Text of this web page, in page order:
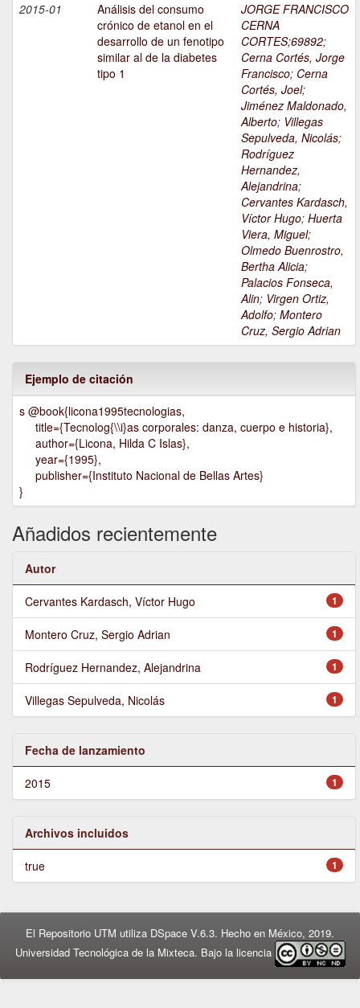
2015-01
Análisis del consumo
crónico de etanol en el
desarrollo de un fenotipo
similar al de la diabetes
tipo 1
JORGE FRANCISCO
CERNA
CORTES;69892;
Cerna Cortés, Jorge
Francisco; Cerna
Cortés, Joel;
Jiménez Maldonado,
Alberto; Villegas
Sepulveda, Nicolás;
Rodríguez
Hernandez,
Alejandrina;
Cervantes Kardasch,
Víctor Hugo; Huerta
Viera, Miguel;
Olmedo Buenrostro,
Bertha Alicia;
Palacios Fonseca,
Alin; Virgen Ortiz,
Adolfo; Montero
Cruz, Sergio Adrian
Ejemplo de citación
s @book{licona1995tecnologias,
title={Tecnolog{\\i}as corporales: danza, cuerpo e historia},
author={Licona, Hilda C Islas},
year={1995},
publisher={Instituto Nacional de Bellas Artes}
}
Añadidos recientemente
Autor
1
Cervantes Kardasch, Víctor Hugo
1
Montero Cruz, Sergio Adrian
1
Rodríguez Hernandez, Alejandrina
1
Villegas Sepulveda, Nicolás
Fecha de lanzamiento
1
2015
Archivos incluidos
1
true
El Repositorio UTM utiliza DSpace V.6.3. Hecho en México, 2019.
Universidad Tecnológica de la Mixteca. Bajo la licencia